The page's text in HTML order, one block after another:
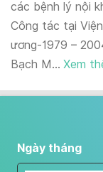
các bệnh lý nội
Công tác tại
ương-1979 –
Bạch M... Xem
Ngày tháng